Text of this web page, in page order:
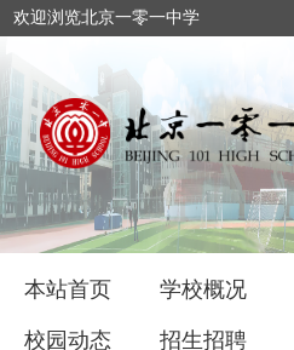
欢迎浏览北京一零一中学
本站首页 学校概况
校园动态 招生招聘